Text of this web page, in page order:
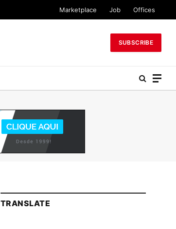
Marketplace Job Offices
SUBSCRIBE
TRANSLATE